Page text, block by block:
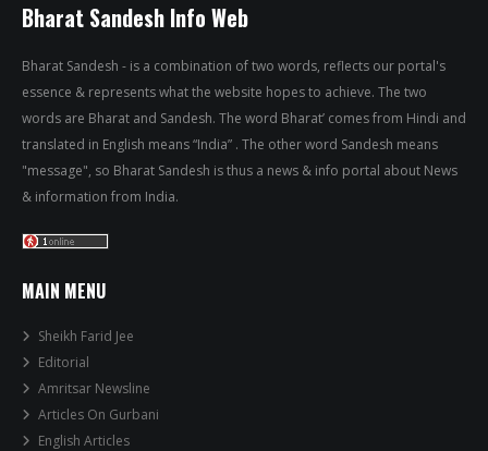
Bharat Sandesh Info Web
Bharat Sandesh - is a combination of two words, reflects our portal's
essence & represents what the website hopes to achieve. The two
words are Bharat and Sandesh. The word Bharat’ comes from Hindi and
translated in English means “India” . The other word Sandesh means
"message", so Bharat Sandesh is thus a news & info portal about News
& information from India.
MAIN MENU
Sheikh Farid Jee
Editorial
Amritsar Newsline
Articles On Gurbani
English Articles